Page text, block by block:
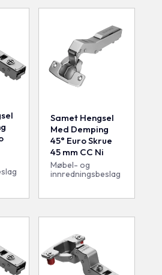
Samet Hengsel
Med Demping
45° Euro Skrue
45 mm CC Ni
Møbel- og
innredningsbeslag